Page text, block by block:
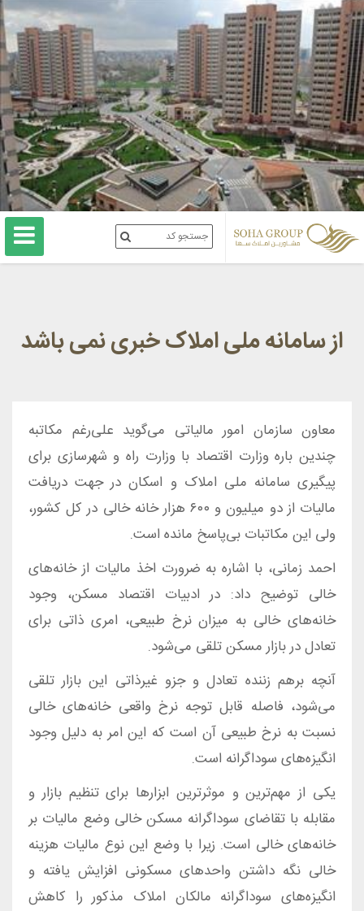
از سامانه ملی املاک خبری نمی باشد
معاون سازمان امور مالیاتی می‌گوید علی‌رغم مکاتبه
چندین باره وزارت اقتصاد با وزارت راه و شهرسازی برای
پیگیری سامانه ملی املاک و اسکان در جهت دریافت
مالیات از دو میلیون و ۶۰۰ هزار خانه خالی در کل کشور،
ولی این مکاتبات بی‌پاسخ مانده است.
احمد زمانی، با اشاره به ضرورت اخذ مالیات از خانه‌های
خالی توضیح داد: در ادبیات اقتصاد مسکن، وجود
خانه‌های خالی به میزان نرخ طبیعی، امری ذاتی برای
تعادل در بازار مسکن تلقی می‌شود.
آنچه برهم زننده تعادل و جزو غیرذاتی این بازار تلقی
می‌شود، فاصله قابل توجه نرخ واقعی خانه‌های خالی
نسبت به نرخ طبیعی آن است که این امر به دلیل وجود
انگیزه‌های سوداگرانه است.
یکی از مهم‌ترین و موثرترین ابزارها برای تنظیم بازار و
مقابله با تقاضای سوداگرانه مسکن خالی وضع مالیات بر
خانه‌های خالی است. زیرا با وضع این نوع مالیات هزینه
خالی نگه داشتن واحدهای مسکونی افزایش یافته و
انگیزه‌های سوداگرانه مالکان املاک مذکور را کاهش